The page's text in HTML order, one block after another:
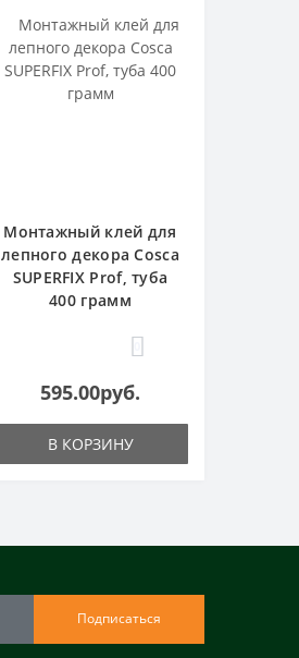
Монтажный клей для
лепного декора Cosca
SUPERFIX Prof, туба
400 грамм
595.00руб.
В КОРЗИНУ
Подписаться